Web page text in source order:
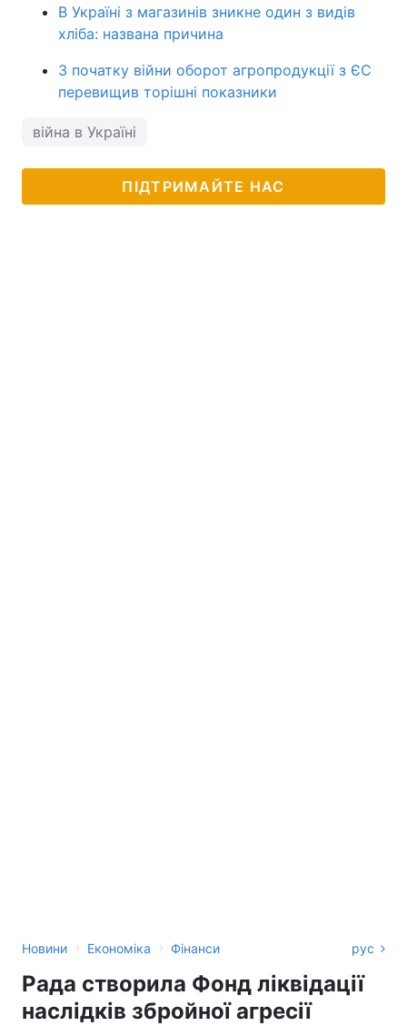
В Україні з магазинів зникне один з видів
хліба: названа причина
З початку війни оборот агропродукції з ЄС
перевищив торішні показники
війна в Україні
ПІДТРИМАЙТЕ НАС
Новини › Економіка › Фінанси рус
Рада створила Фонд ліквідації
наслідків збройної агресії